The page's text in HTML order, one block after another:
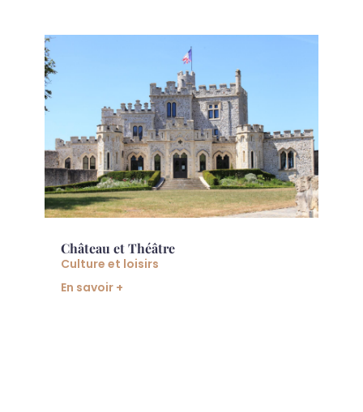
Château et Théâtre
Culture et loisirs
En savoir +